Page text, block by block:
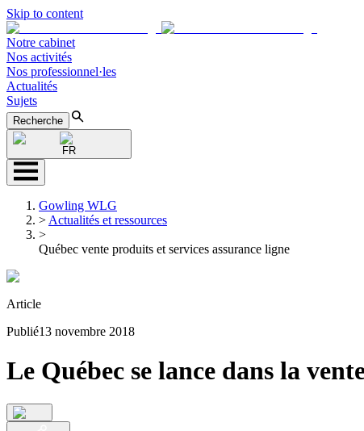
Skip to content
Notre cabinet
Nos activités
Nos professionnel·les
Actualités
Sujets
Recherche
FR
Gowling WLG
> Actualités et ressources
>
Québec vente produits et services assurance ligne
Article
Publié13 novembre 2018
Le Québec se lance dans la